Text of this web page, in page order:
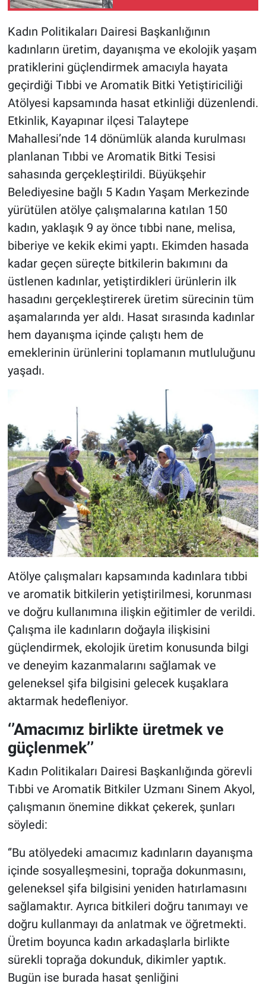
Kadın Politikaları Dairesi Başkanlığının
kadınların üretim, dayanışma ve ekolojik yaşam
pratiklerini güçlendirmek amacıyla hayata
geçirdiği Tıbbi ve Aromatik Bitki Yetiştiriciliği
Atölyesi kapsamında hasat etkinliği düzenlendi.
Etkinlik, Kayapınar ilçesi Talaytepe
Mahallesi’nde 14 dönümlük alanda kurulması
planlanan Tıbbi ve Aromatik Bitki Tesisi
sahasında gerçekleştirildi. Büyükşehir
Belediyesine bağlı 5 Kadın Yaşam Merkezinde
yürütülen atölye çalışmalarına katılan 150
kadın, yaklaşık 9 ay önce tıbbi nane, melisa,
biberiye ve kekik ekimi yaptı. Ekimden hasada
kadar geçen süreçte bitkilerin bakımını da
üstlenen kadınlar, yetiştirdikleri ürünlerin ilk
hasadını gerçekleştirerek üretim sürecinin tüm
aşamalarında yer aldı. Hasat sırasında kadınlar
hem dayanışma içinde çalıştı hem de
emeklerinin ürünlerini toplamanın mutluluğunu
yaşadı.
Atölye çalışmaları kapsamında kadınlara tıbbi
ve aromatik bitkilerin yetiştirilmesi, korunması
ve doğru kullanımına ilişkin eğitimler de verildi.
Çalışma ile kadınların doğayla ilişkisini
güçlendirmek, ekolojik üretim konusunda bilgi
ve deneyim kazanmalarını sağlamak ve
geleneksel şifa bilgisini gelecek kuşaklara
aktarmak hedefleniyor.
‘’Amacımız birlikte üretmek ve
güçlenmek’’
Kadın Politikaları Dairesi Başkanlığında görevli
Tıbbi ve Aromatik Bitkiler Uzmanı Sinem Akyol,
çalışmanın önemine dikkat çekerek, şunları
söyledi:
‘’Bu atölyedeki amacımız kadınların dayanışma
içinde sosyalleşmesini, toprağa dokunmasını,
geleneksel şifa bilgisini yeniden hatırlamasını
sağlamaktır. Ayrıca bitkileri doğru tanımayı ve
doğru kullanmayı da anlatmak ve öğretmekti.
Üretim boyunca kadın arkadaşlarla birlikte
sürekli toprağa dokunduk, dikimler yaptık.
Bugün ise burada hasat şenliğini